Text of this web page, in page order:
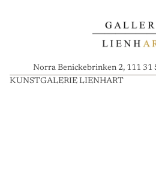
Norra Benickebrinken 2, 111 31
KUNSTGALERIE LIENHART